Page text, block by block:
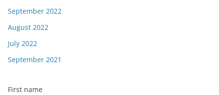
September 2022
August 2022
July 2022
September 2021
First name